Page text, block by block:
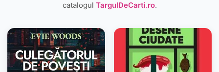
catalogul TargulDeCarti.ro.